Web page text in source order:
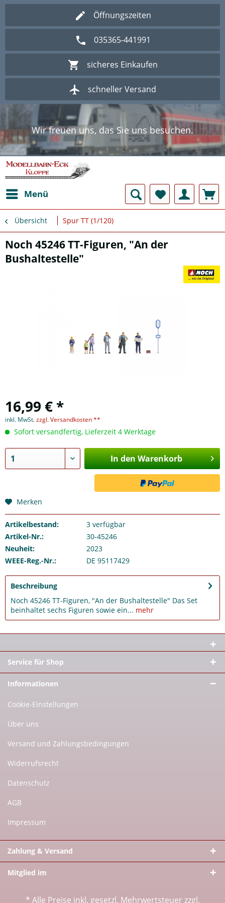
Öffnungszeiten
035365-441991
sicheres Einkaufen
schneller Versand
Wir freuen uns, das Sie uns besuchen.
Herzlich Willkommen im Onlineshop
Modellbahn - Eck Kloppe.
Wir freuen uns, das Sie uns besuchen.
Herzlich Willkommen im Onlineshop
Modellbahn - Eck Kloppe.
Menü
Übersicht Spur TT (1/120)
Noch 45246 TT-Figuren, "An der
Bushaltestelle"
16,99 € *
inkl. MwSt.zzgl. Versandkosten **
Sofort versandfertig, Lieferzeit 4 Werktage
In den Warenkorb
Merken
Artikelbestand: 3verfügbar
Artikel-Nr.:
30-45246
Neuheit:
2023
WEEE-Reg.-Nr.:
DE 95117429
Beschreibung
Noch 45246 TT-Figuren, "An der Bushaltestelle" Das Set
beinhaltet sechs Figuren sowie ein... mehr
Service für Shop
Informationen
Cookie-Einstellungen
Über uns
Versand und Zahlungsbedingungen
Widerrufsrecht
Datenschutz
AGB
Impressum
Zahlung & Versand
Mitglied im
* Alle Preise inkl. gesetzl. Mehrwertsteuer zzgl.